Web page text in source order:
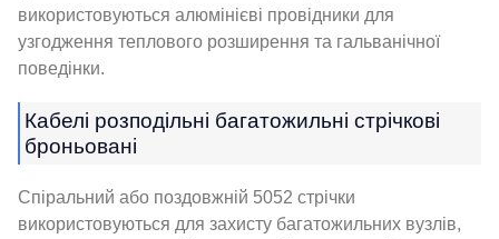
використовуються алюмінієві провідники для
узгодження теплового розширення та гальванічної
поведінки.
Кабелі розподільні багатожильні стрічкові
броньовані
Спіральний або поздовжній 5052 стрічки
використовуються для захисту багатожильних вузлів,